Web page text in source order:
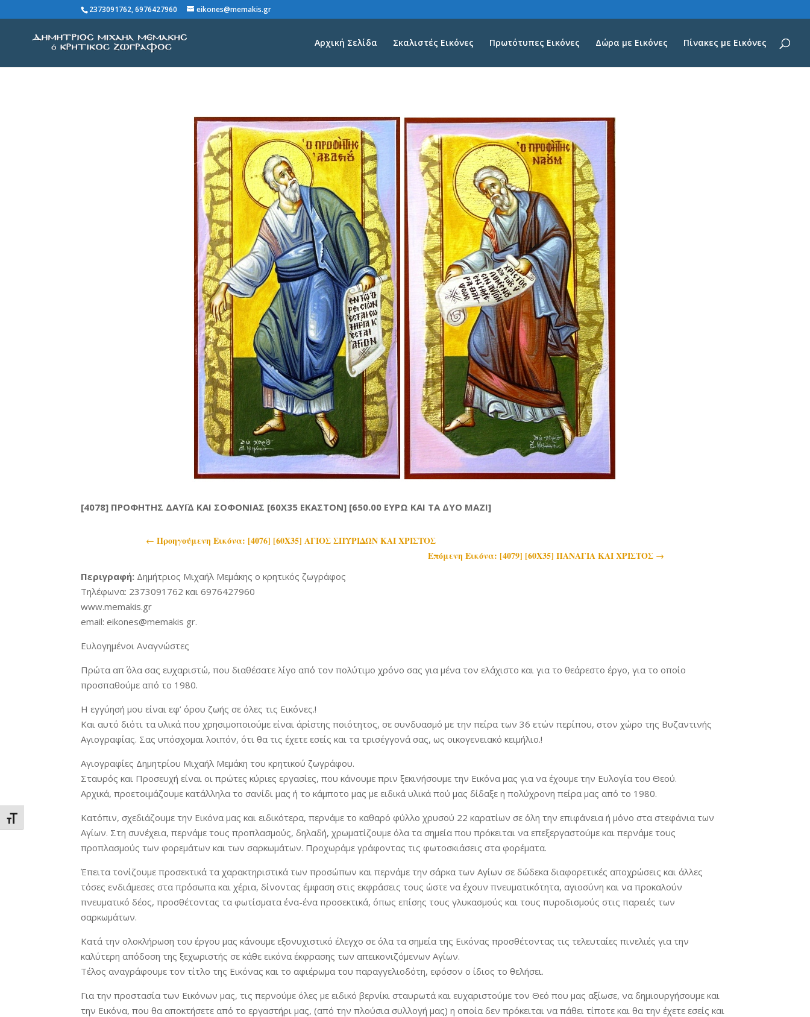
Εναλλαγή Μεγέθους Γραμμάτων
2373091762, 6976427960 eikones@memakis.gr
Αρχική Σελίδα Σκαλιστές Εικόνες Πρωτότυπες Εικόνες Δώρα με Εικόνες Πίνακες με Εικόνες
[4078] ΠΡΟΦΗΤΗΣ ΔΑΥΪΔ ΚΑΙ ΣΟΦΟΝΙΑΣ [60X35 ΕΚΑΣΤΟΝ] [650.00 ΕΥΡΩ ΚΑΙ ΤΑ ΔΥΟ ΜΑΖΙ]
← Προηγoύμενη Εικόνα: [4076] [60Χ35] ΑΓΙΟΣ ΣΠΥΡΙΔΩΝ ΚΑΙ ΧΡΙΣΤΟΣ
Επόμενη Εικόνα: [4079] [60Χ35] ΠΑΝΑΓΙΑ ΚΑΙ ΧΡΙΣΤΟΣ →
Περιγραφή: Δημήτριος Μιχαήλ Μεμάκης ο κρητικός ζωγράφος
Τηλέφωνα: 2373091762 και 6976427960
www.memakis.gr
email: eikones@memakis gr.
Ευλογημένοι Αναγνώστες
Πρώτα απ΄ όλα σας ευχαριστώ, που διαθέσατε λίγο από τον πολύτιμο χρόνο σας για μένα τον ελάχιστο και για το θεάρεστο έργο, για το οποίο
προσπαθούμε από το 1980.
Η εγγύησή μου είναι εφ’ όρου ζωής σε όλες τις Εικόνες.!
Και αυτό διότι τα υλικά που χρησιμοποιούμε είναι άρίστης ποιότητος, σε συνδυασμό με την πείρα των 36 ετών περίπου, στον χώρο της Βυζαντινής
Αγιογραφίας. Σας υπόσχομαι λοιπόν, ότι θα τις έχετε εσείς και τα τρισέγγονά σας, ως οικογενειακό κειμήλιο.!
Αγιογραφίες Δημητρίου Μιχαήλ Μεμάκη του κρητικού ζωγράφου.
Σταυρός και Προσευχή είναι οι πρώτες κύριες εργασίες, που κάνουμε πριν ξεκινήσουμε την Εικόνα μας για να έχουμε την Ευλογία του Θεού.
Αρχικά, προετοιμάζουμε κατάλληλα το σανίδι μας ή το κάμποτο μας με ειδικά υλικά πού μας δίδαξε η πολύχρονη πείρα μας από το 1980.
Κατόπιν, σχεδιάζουμε την Εικόνα μας και ειδικότερα, περνάμε το καθαρό φύλλο χρυσού 22 καρατίων σε όλη την επιφάνεια ή μόνο στα στεφάνια των
Αγίων. Στη συνέχεια, περνάμε τους προπλασμούς, δηλαδή, χρωματίζουμε όλα τα σημεία που πρόκειται να επεξεργαστούμε και περνάμε τους
προπλασμούς των φορεμάτων και των σαρκωμάτων. Προχωράμε γράφοντας τις φωτοσκιάσεις στα φορέματα.
Έπειτα τονίζουμε προσεκτικά τα χαρακτηριστικά των προσώπων και περνάμε την σάρκα των Αγίων σε δώδεκα διαφορετικές αποχρώσεις και άλλες
τόσες ενδιάμεσες στα πρόσωπα και χέρια, δίνοντας έμφαση στις εκφράσεις τους ώστε να έχουν πνευματικότητα, αγιοσύνη και να προκαλούν
πνευματικό δέος, προσθέτοντας τα φωτίσματα ένα-ένα προσεκτικά, όπως επίσης τους γλυκασμούς και τους πυροδισμούς στις παρειές των
σαρκωμάτων.
Κατά την ολοκλήρωση του έργου μας κάνουμε εξονυχιστικό έλεγχο σε όλα τα σημεία της Εικόνας προσθέτοντας τις τελευταίες πινελιές για την
καλύτερη απόδοση της ξεχωριστής σε κάθε εικόνα έκφρασης των απεικονιζόμενων Αγίων.
Τέλος αναγράφουμε τον τίτλο της Εικόνας και το αφιέρωμα του παραγγελιοδότη, εφόσον ο ίδιος το θελήσει.
Για την προστασία των Εικόνων μας, τις περνούμε όλες με ειδικό βερνίκι σταυρωτά και ευχαριστούμε τον Θεό που μας αξίωσε, να δημιουργήσουμε και
την Εικόνα, που θα αποκτήσετε από το εργαστήρι μας, (από την πλούσια συλλογή μας) η οποία δεν πρόκειται να πάθει τίποτε και θα την έχετε εσείς και